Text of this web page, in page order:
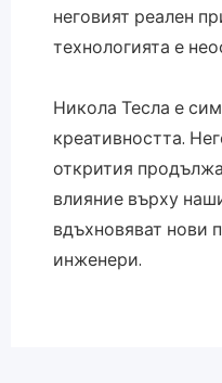
неговият реален
технологията е
Никола Тесла е
креативността.
открития
влияние върху
вдъхновяват нови
инженери.